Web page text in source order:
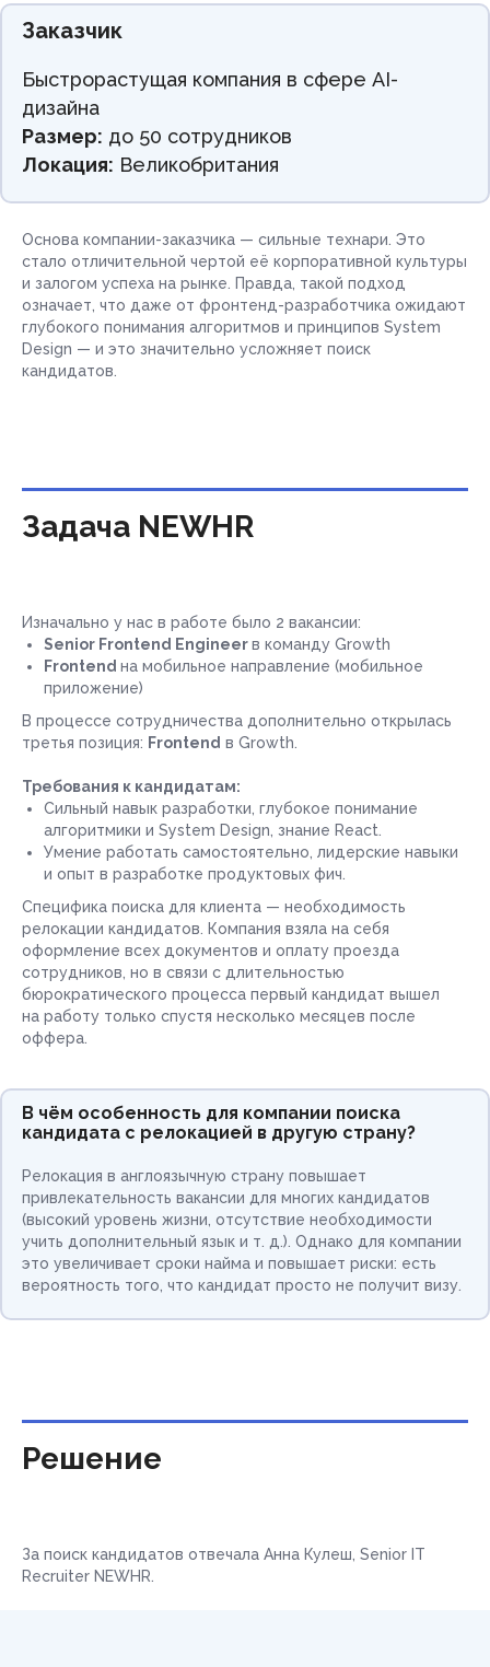
Заказчик
Быстрорастущая компания в сфере AI-
дизайна
Размер: до 50 сотрудников
Локация: Великобритания
Основа компании-заказчика — сильные технари. Это
стало отличительной чертой её корпоративной культуры
и залогом успеха на рынке. Правда, такой подход
означает, что даже от фронтенд-разработчика ожидают
глубокого понимания алгоритмов и принципов System
Design — и это значительно усложняет поиск
кандидатов.
Задача NEWHR
Изначально у нас в работе было 2 вакансии:
Senior Frontend Engineerв команду Growth
Frontend на мобильное направление (мобильное
приложение)
В процессе сотрудничества дополнительно открылась
третья позиция: Frontend в Growth.
Требования к кандидатам:
Сильный навык разработки, глубокое понимание
алгоритмики и System Design, знание React.
Умение работать самостоятельно, лидерские навыки
и опыт в разработке продуктовых фич.
Специфика поиска для клиента — необходимость
релокации кандидатов. Компания взяла на себя
оформление всех документов и оплату проезда
сотрудников, но в связи с длительностью
бюрократического процесса первый кандидат вышел
на работу только спустя несколько месяцев после
оффера.
В чём особенность для компании поиска
кандидата с релокацией в другую страну?
Релокация в англоязычную страну повышает
привлекательность вакансии для многих кандидатов
(высокий уровень жизни, отсутствие необходимости
учить дополнительный язык и т. д.). Однако для компании
это увеличивает сроки найма и повышает риски: есть
вероятность того, что кандидат просто не получит визу.
Решение
За поиск кандидатов отвечала Анна Кулеш, Senior IT
Recruiter NEWHR.